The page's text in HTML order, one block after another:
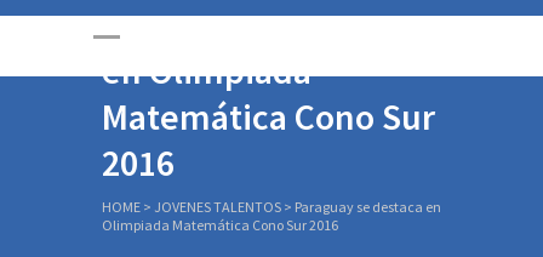
Paraguay se destaca
en Olimpiada
Matemática Cono Sur
2016
HOME > JOVENES TALENTOS > Paraguay se destaca en
Olimpiada Matemática Cono Sur 2016